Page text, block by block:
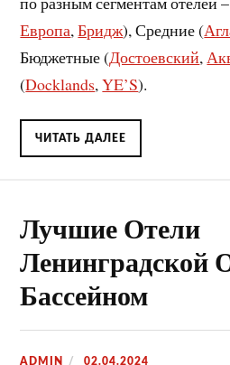
Европа,Бридж), Средние (
Бюджетные (Достоевский,
(Docklands,YE’S).
ЧИТАТЬ ДАЛЕЕ
Лучшие Отели
Ленинградской
Бассейном
ADMIN 02.04.2024